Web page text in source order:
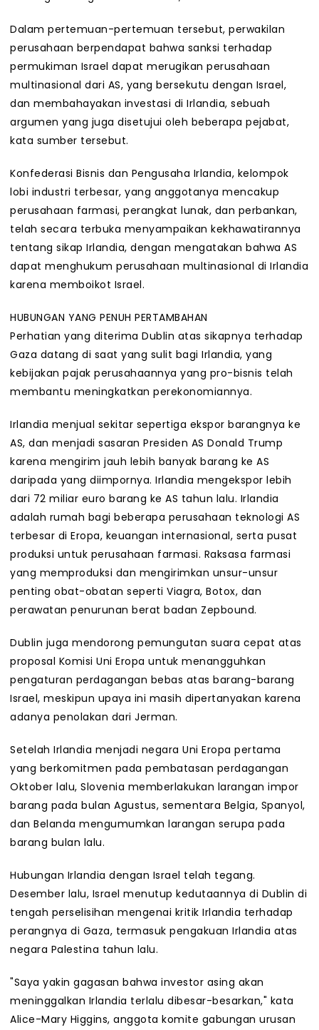
Dalam pertemuan-pertemuan tersebut, perwakilan
perusahaan berpendapat bahwa sanksi terhadap
permukiman Israel dapat merugikan perusahaan
multinasional dari AS, yang bersekutu dengan Israel,
dan membahayakan investasi di Irlandia, sebuah
argumen yang juga disetujui oleh beberapa pejabat,
kata sumber tersebut.
Konfederasi Bisnis dan Pengusaha Irlandia, kelompok
lobi industri terbesar, yang anggotanya mencakup
perusahaan farmasi, perangkat lunak, dan perbankan,
telah secara terbuka menyampaikan kekhawatirannya
tentang sikap Irlandia, dengan mengatakan bahwa AS
dapat menghukum perusahaan multinasional di Irlandia
karena memboikot Israel.
HUBUNGAN YANG PENUH PERTAMBAHAN
Perhatian yang diterima Dublin atas sikapnya terhadap
Gaza datang di saat yang sulit bagi Irlandia, yang
kebijakan pajak perusahaannya yang pro-bisnis telah
membantu meningkatkan perekonomiannya.
Irlandia menjual sekitar sepertiga ekspor barangnya ke
AS, dan menjadi sasaran Presiden AS Donald Trump
karena mengirim jauh lebih banyak barang ke AS
daripada yang diimpornya. Irlandia mengekspor lebih
dari 72 miliar euro barang ke AS tahun lalu. Irlandia
adalah rumah bagi beberapa perusahaan teknologi AS
terbesar di Eropa, keuangan internasional, serta pusat
produksi untuk perusahaan farmasi. Raksasa farmasi
yang memproduksi dan mengirimkan unsur-unsur
penting obat-obatan seperti Viagra, Botox, dan
perawatan penurunan berat badan Zepbound.
Dublin juga mendorong pemungutan suara cepat atas
proposal Komisi Uni Eropa untuk menangguhkan
pengaturan perdagangan bebas atas barang-barang
Israel, meskipun upaya ini masih dipertanyakan karena
adanya penolakan dari Jerman.
Setelah Irlandia menjadi negara Uni Eropa pertama
yang berkomitmen pada pembatasan perdagangan
Oktober lalu, Slovenia memberlakukan larangan impor
barang pada bulan Agustus, sementara Belgia, Spanyol,
dan Belanda mengumumkan larangan serupa pada
barang bulan lalu.
Hubungan Irlandia dengan Israel telah tegang.
Desember lalu, Israel menutup kedutaannya di Dublin di
tengah perselisihan mengenai kritik Irlandia terhadap
perangnya di Gaza, termasuk pengakuan Irlandia atas
negara Palestina tahun lalu.
"Saya yakin gagasan bahwa investor asing akan
meninggalkan Irlandia terlalu dibesar-besarkan," kata
Alice-Mary Higgins, anggota komite gabungan urusan